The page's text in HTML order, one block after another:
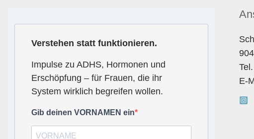
Verstehen statt funktionieren.
Impulse zu ADHS, Hormonen und
Erschöpfung – für Frauen, die ihr
System wirklich begreifen wollen.
Gib deinen VORNAMEN ein
E-